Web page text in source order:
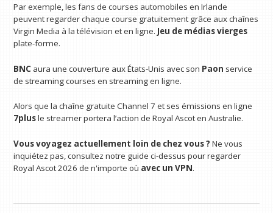
Par exemple, les fans de courses automobiles en Irlande
peuvent regarder chaque course gratuitement grâce aux chaînes
Virgin Media à la télévision et en ligne. Jeu de médias vierges
plate-forme.
BNC aura une couverture aux États-Unis avec son Paon service
de streaming courses en streaming en ligne.
Alors que la chaîne gratuite Channel 7 et ses émissions en ligne
7plusle streamer portera l’action de Royal Ascot en Australie.
Vous voyagez actuellement loin de chez vous ?Ne vous
inquiétez pas, consultez notre guide ci-dessus pour regarder
Royal Ascot 2026 de n'importe où avec un VPN.